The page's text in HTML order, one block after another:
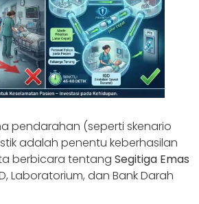
pendarahan (seperti skenario
adalah penentu keberhasilan
berbicara tentang Segitiga Emas
Laboratorium, dan Bank Darah